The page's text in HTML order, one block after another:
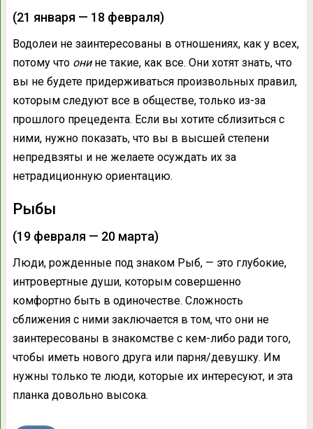
(21 января — 18 февраля)
Водолеи не заинтересованы в отношениях, как у всех,
потому что онине такие, как все. Они хотят знать, что
вы не будете придерживаться произвольных правил,
которым следуют все в обществе, только из-за
прошлого прецедента. Если вы хотите сблизиться с
ними, нужно показать, что вы в высшей степени
непредвзяты и не желаете осуждать их за
нетрадиционную ориентацию.
Рыбы
(19 февраля — 20 марта)
Люди, рожденные под знаком Рыб, — это глубокие,
интровертные души, которым совершенно
комфортно быть в одиночестве. Сложность
сближения с ними заключается в том, что они не
заинтересованы в знакомстве с кем-либо ради того,
чтобы иметь нового друга или парня/девушку. Им
нужны только те люди, которые их интересуют, и эта
планка довольно высока.